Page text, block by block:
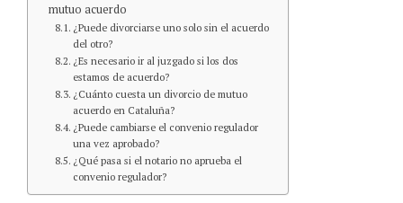
mutuo acuerdo
¿Puede divorciarse uno solo sin el acuerdo
del otro?
¿Es necesario ir al juzgado si los dos
estamos de acuerdo?
¿Cuánto cuesta un divorcio de mutuo
acuerdo en Cataluña?
¿Puede cambiarse el convenio regulador
una vez aprobado?
¿Qué pasa si el notario no aprueba el
convenio regulador?